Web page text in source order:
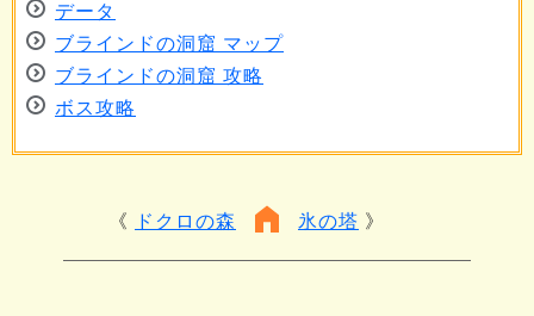
データ
ブラインドの洞窟 マップ
ブラインドの洞窟 攻略
ボス攻略
ドクロの森 氷の塔